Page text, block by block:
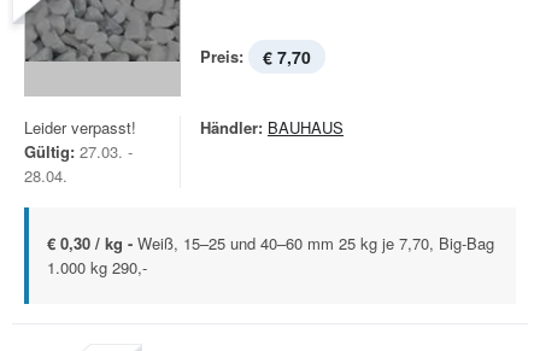
Preis: € 7,70
Leider verpasst!
Gültig: 27.03. -
28.04.
Händler: BAUHAUS
€ 0,30 / kg - Weiß, 15–25 und 40–60 mm 25 kg je 7,70, Big-Bag
1.000 kg 290,-